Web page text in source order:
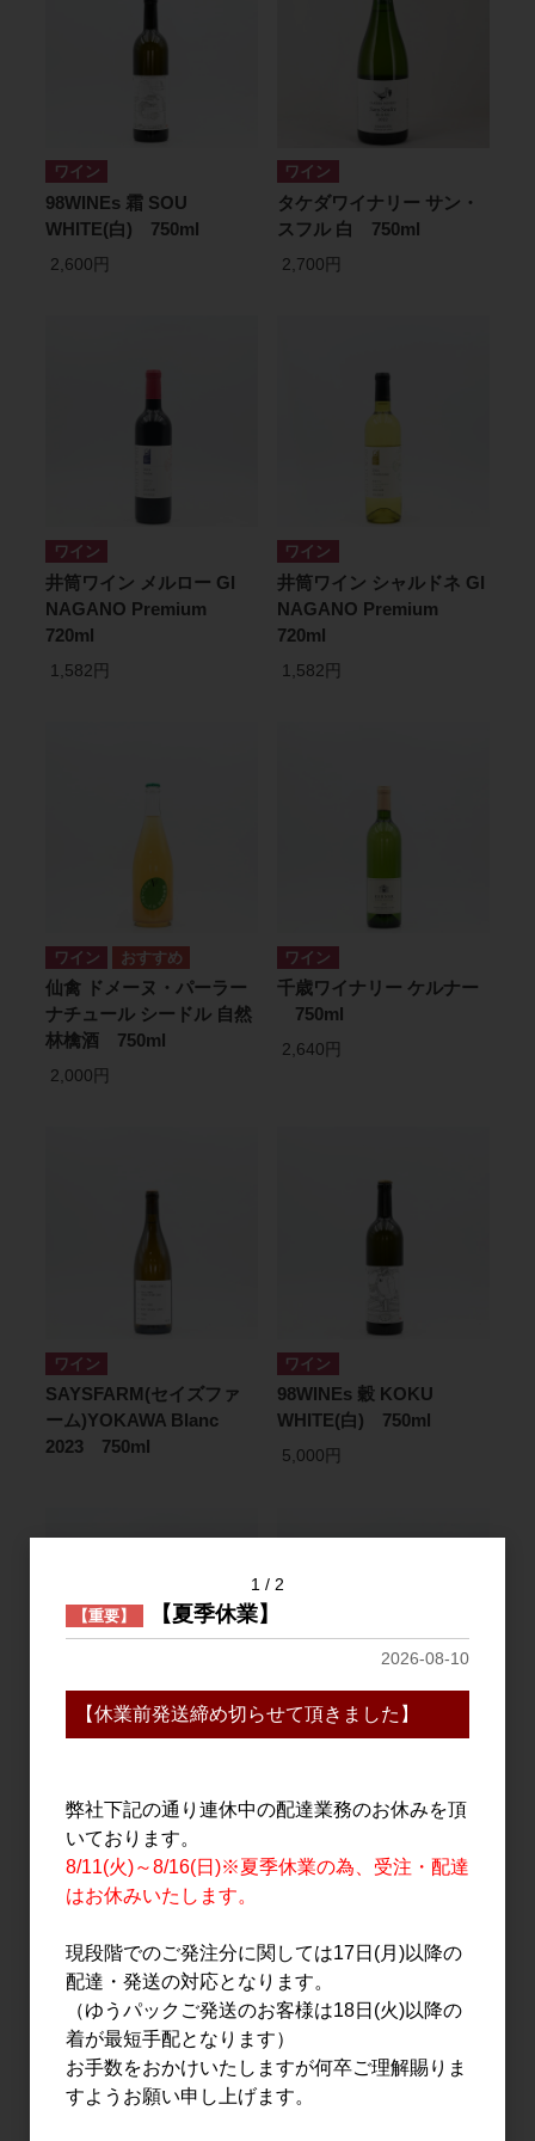
ワイン
98WINEs 霜 SOU
WHITE(白) 750ml
2,600円
ワイン
タケダワイナリー サン・
スフル 白 750ml
2,700円
ワイン
井筒ワイン メルロー GI
NAGANO Premium
720ml
1,582円
ワイン
井筒ワイン シャルドネ GI
NAGANO Premium
720ml
1,582円
ワイン
仙禽 ドメーヌ・パーラー
ナチュール シードル 自然
林檎酒 750ml
2,000円
ワイン
千歳ワイナリー ケルナー
750ml
2,640円
ワイン
SAYSFARM(セイズファ
ーム)YOKAWA Blanc
2023 750ml
ワイン
98WINEs 穀 KOKU
WHITE(白) 750ml
5,000円
ワイン
ン ペティアン 750ml
2,600円
ワイン
ン ペティアン 750ml
1
2
【重要】
【夏季休業】
2026-08-10
【休業前発送締め切らせて頂きました】
弊社下記の通り連休中の配達業務のお休みを頂
いております。
8/11(火)～8/16(日)※夏季休業の為、受注・配達
はお休みいたします。
現段階でのご発注分に関しては17日(月)以降の
配達・発送の対応となります。
（ゆうパックご発送のお客様は18日(火)以降の
着が最短手配となります）
お手数をおかけいたしますが何卒ご理解賜りま
すようお願い申し上げます。